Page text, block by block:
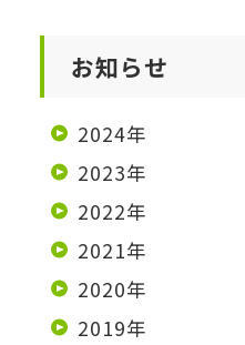
お知らせ
2024年
2023年
2022年
2021年
2020年
2019年